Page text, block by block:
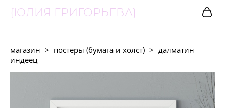
{ЮЛИЯ ГРИГОРЬЕВА}
магазин > постеры (бумага и холст) > далматин
индеец